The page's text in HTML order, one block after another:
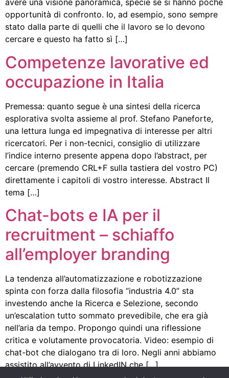
avere una visione panoramica, specie se si hanno poche
opportunità di confronto. Io, ad esempio, sono sempre
stato dalla parte di quelli che il lavoro se lo devono
cercare e questo ha fatto sì […]
Competenze lavorative ed
occupazione in Italia
Premessa: quanto segue è una sintesi della ricerca
esplorativa svolta assieme al prof. Stefano Paneforte,
una lettura lunga ed impegnativa di interesse per altri
ricercatori. Per i non-tecnici, consiglio di utilizzare
l’indice interno presente appena dopo l’abstract, per
cercare (premendo CRL+F sulla tastiera del vostro PC)
direttamente i capitoli di vostro interesse. Abstract Il
tema […]
Chat-bots e IA per il
recruitment – schiaffo
all’employer branding
La tendenza all’automatizzazione e robotizzazione
spinta con forza dalla filosofia “industria 4.0” sta
investendo anche la Ricerca e Selezione, secondo
un’escalation tutto sommato prevedibile, che era già
nell’aria da tempo. Propongo quindi una riflessione
critica e volutamente provocatoria. Video: esempio di
chat-bot che dialogano tra di loro. Negli anni abbiamo
assistito all’avvento di LinkedIN che […]